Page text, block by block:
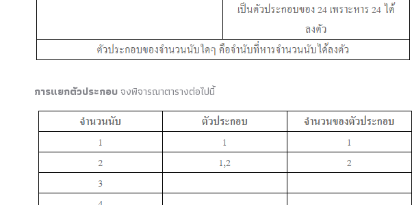
การแยกตัวประกอบ จงพิจารณาตารางต่อไปนี้